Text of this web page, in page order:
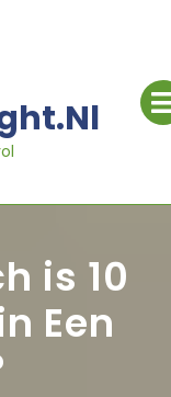
is 10
Een